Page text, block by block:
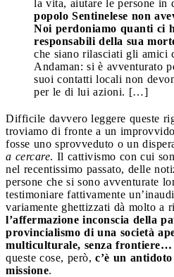
la vita, aiutare le persone in
popolo Sentinelese non
Noi perdoniamo quanti ci
responsabili della sua
che siano rilasciati gli amici
Andaman: si è avventurato
suoi contatti locali non
per le di lui azioni. […]
Difficile davvero leggere queste
troviamo di fronte a un
fosse uno sprovveduto o un
a cercare. Il cattivismo con cui
nel recentissimo passato, delle
persone che si sono avventurate
testimoniare fattivamente
variamente ghettizzati dà molto a
l’affermazione inconscia della
provincialismo di una società
multiculturale, senza frontiere…
queste cose, però, c’è un
missione.